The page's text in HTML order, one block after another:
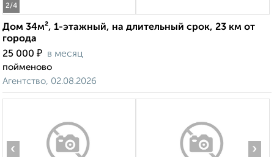
2/4
Дом 34м², 1-этажный, на длительный срок, 23 км от
города
25 000 ₽ в месяц
пойменово
Агентство, 02.08.2026
‹ ›